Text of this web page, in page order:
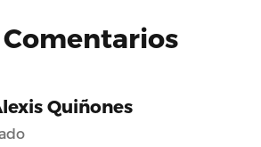
Quiñones